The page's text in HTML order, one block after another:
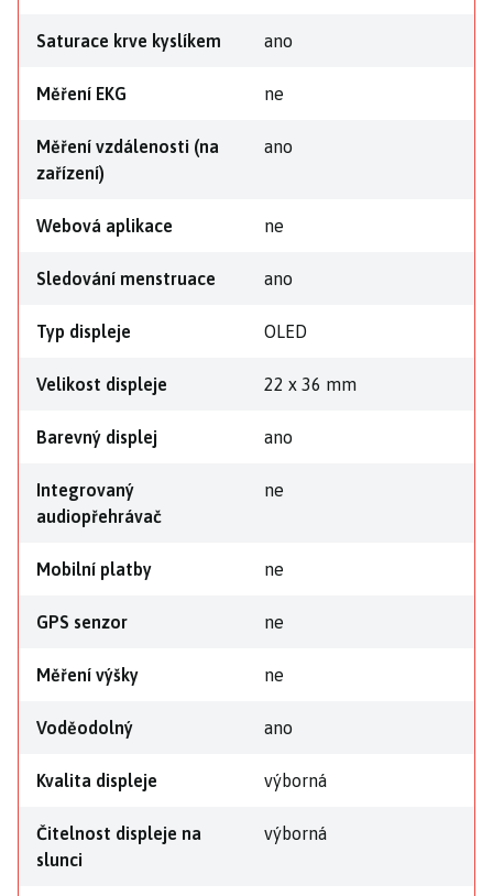
Saturace krve kyslíkem ano
Měření EKG ne
Měření vzdálenosti (na
zařízení)
ano
Webová aplikace ne
Sledování menstruace ano
Typ displeje OLED
Velikost displeje 22 x 36 mm
Barevný displej ano
Integrovaný
audiopřehrávač
ne
Mobilní platby ne
GPS senzor ne
Měření výšky ne
Voděodolný ano
Kvalita displeje výborná
Čitelnost displeje na
slunci
výborná